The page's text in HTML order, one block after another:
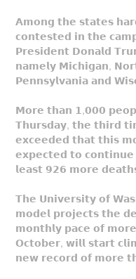
𝗔𝗺𝗼𝗻𝗴 𝘁𝗵𝗲 𝘀𝘁𝗮𝘁𝗲𝘀
𝗰𝗼𝗻𝘁𝗲𝘀𝘁𝗲𝗱 𝗶𝗻 𝘁𝗵𝗲
𝗣𝗿𝗲𝘀𝗶𝗱𝗲𝗻𝘁 𝗗𝗼𝗻𝗮𝗹𝗱
𝗻𝗮𝗺𝗲𝗹𝘆 𝗠𝗶𝗰𝗵𝗶𝗴𝗮𝗻,
𝗣𝗲𝗻𝗻𝘀𝘆𝗹𝘃𝗮𝗻𝗶𝗮 𝗮𝗻𝗱
𝗠𝗼𝗿𝗲 𝘁𝗵𝗮𝗻 𝟭,𝟬𝟬𝟬
𝗧𝗵𝘂𝗿𝘀𝗱𝗮𝘆, 𝘁𝗵𝗲 𝘁𝗵𝗶𝗿𝗱
𝗲𝘅𝗰𝗲𝗲𝗱𝗲𝗱 𝘁𝗵𝗮𝘁 𝘁𝗵𝗶𝘀
𝗲𝘅𝗽𝗲𝗰𝘁𝗲𝗱 𝘁𝗼 𝗰𝗼𝗻𝘁𝗶𝗻𝘂𝗲
𝗹𝗲𝗮𝘀𝘁 𝟵𝟮𝟲 𝗺𝗼𝗿𝗲
𝗧𝗵𝗲 𝗨𝗻𝗶𝘃𝗲𝗿𝘀𝗶𝘁𝘆 𝗼𝗳
𝗺𝗼𝗱𝗲𝗹 𝗽𝗿𝗼𝗷𝗲𝗰𝘁𝘀 𝘁𝗵𝗲
𝗺𝗼𝗻𝘁𝗵𝗹𝘆 𝗽𝗮𝗰𝗲 𝗼𝗳
𝗢𝗰𝘁𝗼𝗯𝗲𝗿, 𝘄𝗶𝗹𝗹 𝘀𝘁𝗮𝗿𝘁
𝗻𝗲𝘄 𝗿𝗲𝗰𝗼𝗿𝗱 𝗼𝗳 𝗺𝗼𝗿𝗲